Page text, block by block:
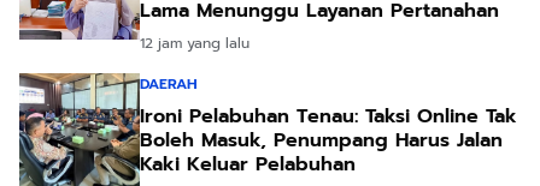
Lama Menunggu Layanan Pertanahan
12 jam yang lalu
DAERAH
Ironi Pelabuhan Tenau: Taksi Online Tak
Boleh Masuk, Penumpang Harus Jalan
Kaki Keluar Pelabuhan